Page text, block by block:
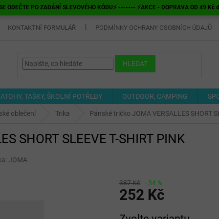
ODEČTE PO ZADÁNÍ SLEVOVÉHO KÓDU⚡ ------- ⚡AKCE - DOPRAVA OD 49
KONTAKTNÍ FORMULÁŘ PODMÍNKY OCHRANY OSOBNÍCH ÚDAJŮ
HLEDAT
TAŠKY, ŠKOLNÍ POTŘEBY OUTDOOR, CAMPING
oblečení Trika Pánské tričko JOMA VERSALLES SHORT
SHORT SLEEVE T-SHIRT PINK
JOMA
387 Kč –34 %
252 Kč